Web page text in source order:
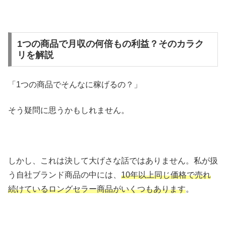
1つの商品で月収の何倍もの利益？そのカラク
リを解説
「1つの商品でそんなに稼げるの？」
そう疑問に思うかもしれません。
しかし、これは決して大げさな話ではありません。私が扱
う自社ブランド商品の中には、 10年以上同じ価格で売れ
続けているロングセラー商品がいくつもあります。